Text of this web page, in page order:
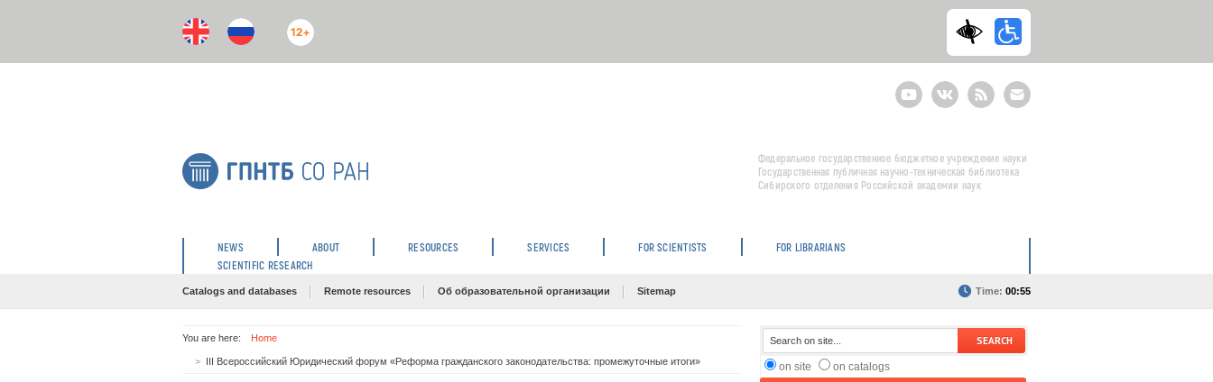
12+
YoutubeВКонтактеRSS
E-
mail
подписка
Федеральное государственное бюджетное учреждение науки
Государственная публичная научно-техническая библиотека
Сибирского отделения Российской академии наук
NEWS ABOUT RESOURCES SERVICES FOR SCIENTISTS
FOR LIBRARIANS
SCIENTIFIC RESEARCH
Catalogs and databases Remote resources Об образовательной организации Sitemap Time: 00:55
You are here: Home
III Всероссийский Юридический форум «Реформа гражданского законодательства: промежуточные итоги» on site
on catalogs